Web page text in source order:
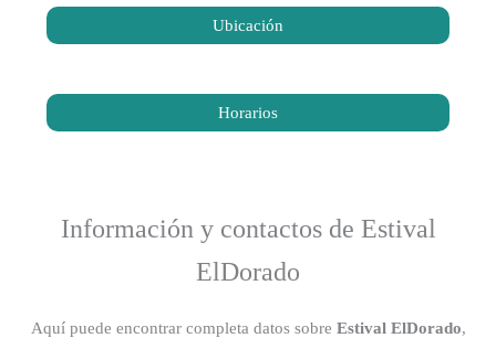
Ubicación
Horarios
Información y contactos de Estival
ElDorado
Aquí puede encontrar completa datos sobre Estival ElDorado,